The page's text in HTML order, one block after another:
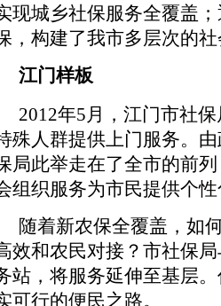
现城乡社保服务全覆盖
，构建了我市多层次的
江门样板
2012年5月，江门市社
殊人群提供上门服务。
局此举走在了全市的前
组织服务为市民提供个
随着新农保全覆盖，如
效和农民对接？市社保
站，将服务延伸至基层
可行的便民之路。